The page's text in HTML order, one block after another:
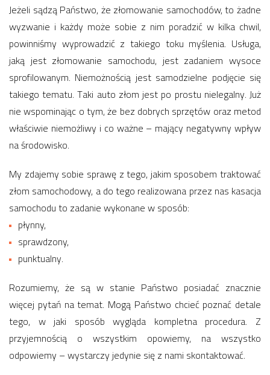
Jeżeli sądzą Państwo, że złomowanie samochodów, to żadne
wyzwanie i każdy może sobie z nim poradzić w kilka chwil,
powinniśmy wyprowadzić z takiego toku myślenia. Usługa,
jaką jest złomowanie samochodu, jest zadaniem wysoce
sprofilowanym. Niemożnością jest samodzielne podjęcie się
takiego tematu. Taki auto złom jest po prostu nielegalny. Już
nie wspominając o tym, że bez dobrych sprzętów oraz metod
właściwie niemożliwy i co ważne – mający negatywny wpływ
na środowisko.
My zdajemy sobie sprawę z tego, jakim sposobem traktować
złom samochodowy, a do tego realizowana przez nas kasacja
samochodu to zadanie wykonane w sposób:
płynny,
sprawdzony,
punktualny.
Rozumiemy, że są w stanie Państwo posiadać znacznie
więcej pytań na temat. Mogą Państwo chcieć poznać detale
tego, w jaki sposób wygląda kompletna procedura. Z
przyjemnością o wszystkim opowiemy, na wszystko
odpowiemy – wystarczy jedynie się z nami skontaktować.